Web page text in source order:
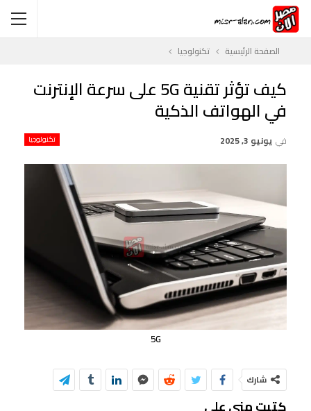
الصفحة الرئيسية تكنولوجيا
كيف تؤثر تقنية 5G على سرعة الإنترنت
في الهواتف الذكية
تكنولوجيا في يونيو 3, 2025
5G
شارك
كتبت منى على